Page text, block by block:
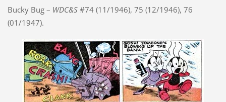
Bucky Bug – WDC&S#74 (11/1946), 75 (12/1946), 76
(01/1947).